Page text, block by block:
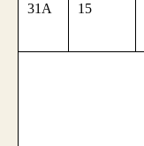
31A 15